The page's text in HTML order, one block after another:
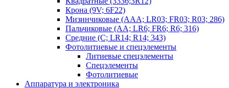
Крона (9V; 6F22)
Мизинчиковые (AAA; LR03; FR03; R03; 286)
Пальчиковые (AA; LR6; FR6; R6; 316)
Средние (C; LR14; R14; 343)
Фотолитиевые и спецэлементы
Литиевые спецэлементы
Спецэлементы
Фотолитиевые
Аппаратура и электроника